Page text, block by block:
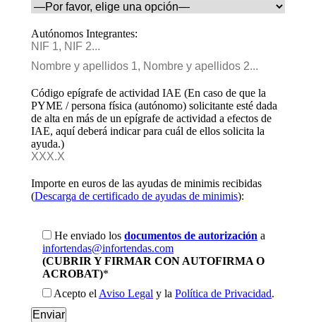
Autónomos Integrantes:
Código epígrafe de actividad IAE (En caso de que la
PYME / persona física (autónomo) solicitante esté dada
de alta en más de un epígrafe de actividad a efectos de
IAE, aquí deberá indicar para cuál de ellos solicita la
ayuda.)
Importe en euros de las ayudas de minimis recibidas
(Descarga de certificado de ayudas de minimis):
He enviado los documentos de autorización a
infortendas@infortendas.com
(CUBRIR Y FIRMAR CON AUTOFIRMA O
ACROBAT)*
Acepto el Aviso Legal y la Política de Privacidad.